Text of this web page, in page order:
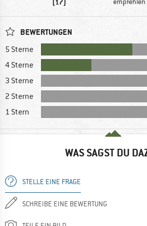
BEWERTUNGEN
5 Sterne
4 Sterne
3 Sterne
2 Sterne
1 Stern
WAS SAGST DU
STELLE EINE FRAGE
SCHREIBE EINE BEWERTUNG